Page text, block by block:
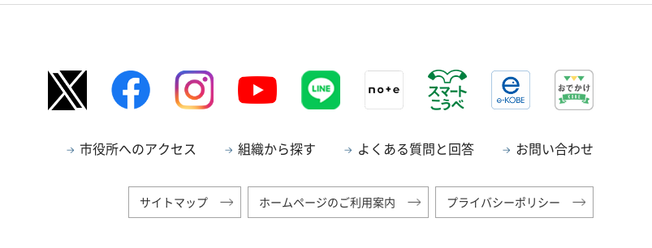
市役所へのアクセス 組織から探す よくある質問と回答 お問い合わせ
サイトマップ ホームページのご利用案内 プライバシーポリシー